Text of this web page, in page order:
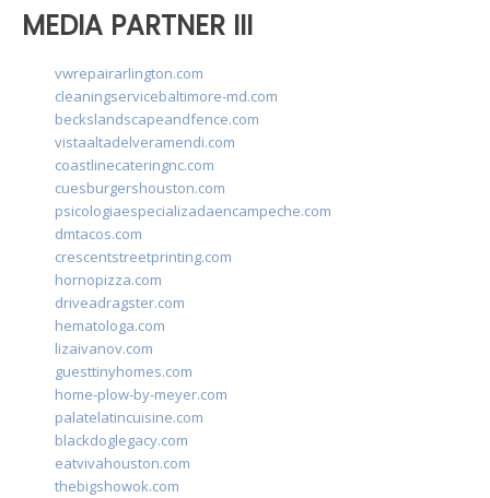
MEDIA PARTNER III
vwrepairarlington.com
cleaningservicebaltimore-md.com
beckslandscapeandfence.com
vistaaltadelveramendi.com
coastlinecateringnc.com
cuesburgershouston.com
psicologiaespecializadaencampeche.com
dmtacos.com
crescentstreetprinting.com
hornopizza.com
driveadragster.com
hematologa.com
lizaivanov.com
guesttinyhomes.com
home-plow-by-meyer.com
palatelatincuisine.com
blackdoglegacy.com
eatvivahouston.com
thebigshowok.com